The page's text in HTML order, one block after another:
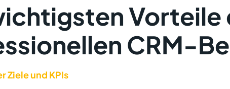
Vorteile
CRM-
Ziele und KPIs